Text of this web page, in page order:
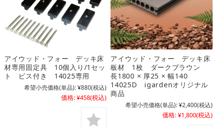
アイウッド・フォー デッキ床
材専用固定具 10個入り/1セッ
ト ビス付き 14025専用
希望小売価格(単品):¥880(税込)
価格:¥458(税込)
アイウッド・フォー デッキ床
板材 1枚 ダークブラウン
長1800 × 厚25 × 幅140
14025D igardenオリジナル
商品
希望小売価格(単品):¥2,400(税込)
価格:¥1,800(税込)